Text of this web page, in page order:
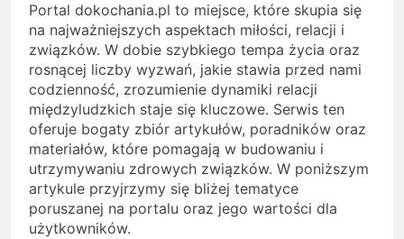
Portal dokochania.pl to miejsce, które skupia się
na najważniejszych aspektach miłości, relacji i
związków. W dobie szybkiego tempa życia oraz
rosnącej liczby wyzwań, jakie stawia przed nami
codzienność, zrozumienie dynamiki relacji
międzyludzkich staje się kluczowe. Serwis ten
oferuje bogaty zbiór artykułów, poradników oraz
materiałów, które pomagają w budowaniu i
utrzymywaniu zdrowych związków. W poniższym
artykule przyjrzymy się bliżej tematyce
poruszanej na portalu oraz jego wartości dla
użytkowników.